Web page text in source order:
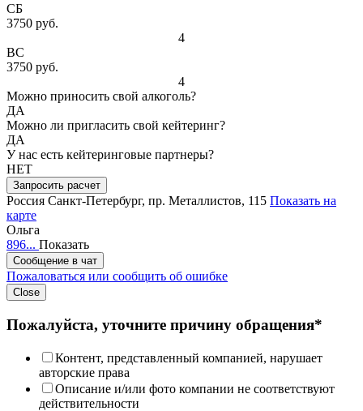
СБ
3750 руб.
4
ВС
3750 руб.
4
Можно приносить свой алкоголь?
ДА
Можно ли пригласить свой кейтеринг?
ДА
У нас есть кейтеринговые партнеры?
НЕТ
Запросить расчет
Россия Санкт-Петербург, пр. Металлистов, 115 Показать на
карте
Ольга
896... Показать
Сообщение в чат
Пожаловаться или сообщить об ошибке
Close
Пожалуйста, уточните причину обращения*
Контент, представленный компанией, нарушает
авторские права
Описание и/или фото компании не соответствуют
действительности